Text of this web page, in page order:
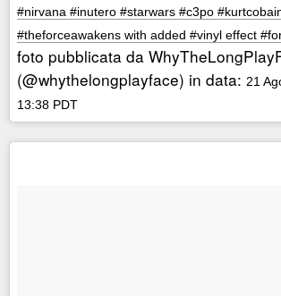
#nirvana #inutero #starwars #c3po
#theforceawakens with added #vinyl effect
foto pubblicata da
(@whythelongplayface) in data: 21
13:38 PDT